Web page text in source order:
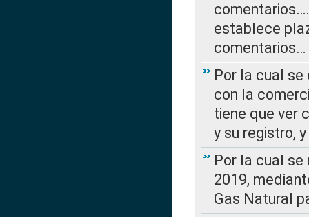
establece
comentarios…
Por la cual
con la
tiene que ver
y su registro,
Por la cual
2019,
Gas Natural